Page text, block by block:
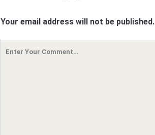
Your email address will not be published.